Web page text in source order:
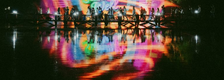
În producție și industrie:Eficientizarea
consumului de energie la locul de muncă,
respectarea normelor europene de mediu și
utilizarea responsabilă a materiilor prime.
Companiile din Sud-Muntenia caută angajați care
înțeleg aceste reguli și le pot aplica natural în